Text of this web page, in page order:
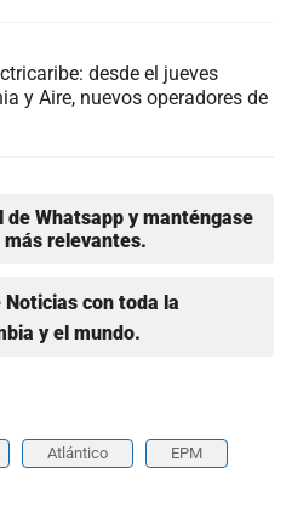
desde el jueves
y Aire, nuevos operadores de
de Whatsapp y manténgase
relevantes.
con toda la
y el mundo.
Atlántico EPM